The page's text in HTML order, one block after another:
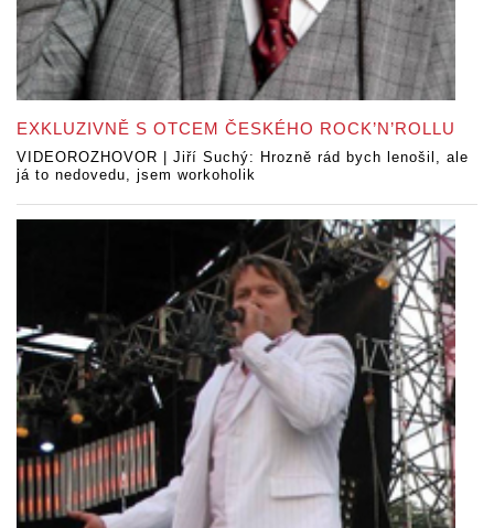
EXKLUZIVNĚ S OTCEM ČESKÉHO ROCK’N’ROLLU
VIDEOROZHOVOR | Jiří Suchý: Hrozně rád bych lenošil, ale
já to nedovedu, jsem workoholik